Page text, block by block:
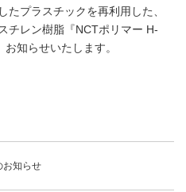
プラスチックを再利用した、
チレン樹脂『NCTポリマー H-
知らせいたします。
お知らせ